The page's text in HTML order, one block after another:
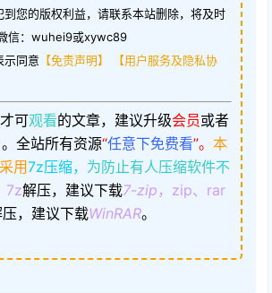
到您的版权利益，请联系本站删除，将及时
信：wuhei9或xywc89
示同意 【免责声明】
【用户服务及隐私协
才可观看的文章，建议升级会员或者
。 全站所有资源“任意下免费看”。 本
用7z压缩， 为防止有人压缩软件不
7z解压，建议下载7-zip ，zip、rar
，建议下载WinRAR。